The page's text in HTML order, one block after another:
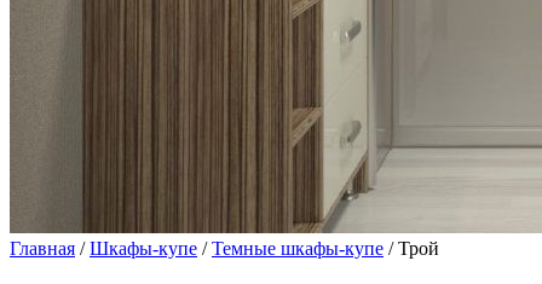
Главная /Шкафы-купе /Темные шкафы-купе / Трой